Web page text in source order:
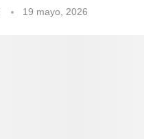
19 mayo, 2026